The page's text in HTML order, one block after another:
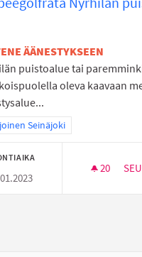
JA KUNNOSAPITO
PULKKARINTEEN LUMETUS
ÄÄNESTYKSEEN
puistoalue tai
oleva kaavaan
tulokset teeman mukaan:
Seinäjoki
20 20